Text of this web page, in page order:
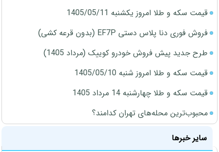
قیمت سکه و طلا امروز یکشنبه 1405/05/11
فروش فوری دنا پلاس دستی EF7P (بدون قرعه کشی)
طرح جدید پیش فروش خودرو کوییک (مرداد 1405)
قیمت سکه و طلا امروز شنبه 1405/05/10
قیمت سکه و طلا چهارشنبه 14 مرداد 1405
محبوب‌ترین محله‌های تهران کدامند؟
سایر خبرها